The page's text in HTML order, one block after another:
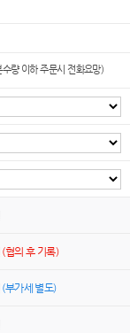
수량 이하 주문시 전화요망)
(협의 후 기록)
(부가세 별도)